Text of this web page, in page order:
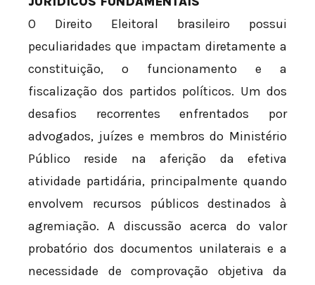
O Direito Eleitoral brasileiro possui
peculiaridades que impactam diretamente a
constituição, o funcionamento e a
fiscalização dos partidos políticos. Um dos
desafios recorrentes enfrentados por
advogados, juízes e membros do Ministério
Público reside na aferição da efetiva
atividade partidária, principalmente quando
envolvem recursos públicos destinados à
agremiação. A discussão acerca do valor
probatório dos documentos unilaterais e a
necessidade de comprovação objetiva da